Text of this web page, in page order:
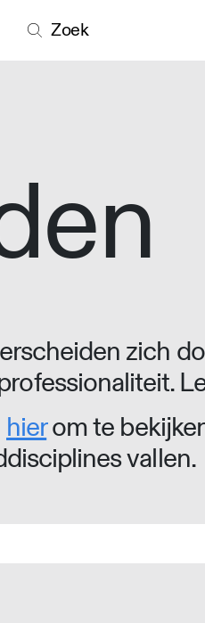
Zoek
zich
hierom te
vallen.